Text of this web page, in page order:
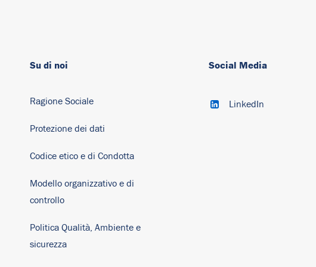
Su di noi
Ragione Sociale
Protezione dei dati
Codice etico e di Condotta
Modello organizzativo e di
controllo
Politica Qualità, Ambiente e
sicurezza
Social Media
LinkedIn